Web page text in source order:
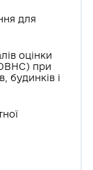
для
оцінки
при
будинків і